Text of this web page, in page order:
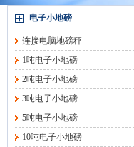
电子小地磅
连接电脑地磅秤
1吨电子小地磅
2吨电子小地磅
3吨电子小地磅
5吨电子小地磅
10吨电子小地磅